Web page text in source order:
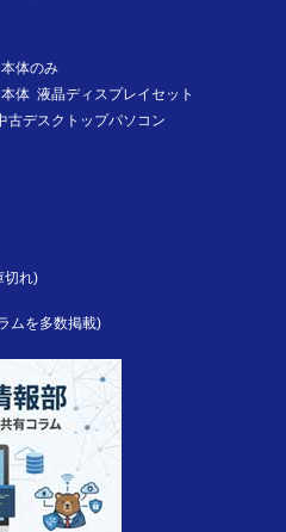
体のみ
体 液晶ディスプレイセット
古デスクトップパソコン
切れ)
ムを多数掲載)